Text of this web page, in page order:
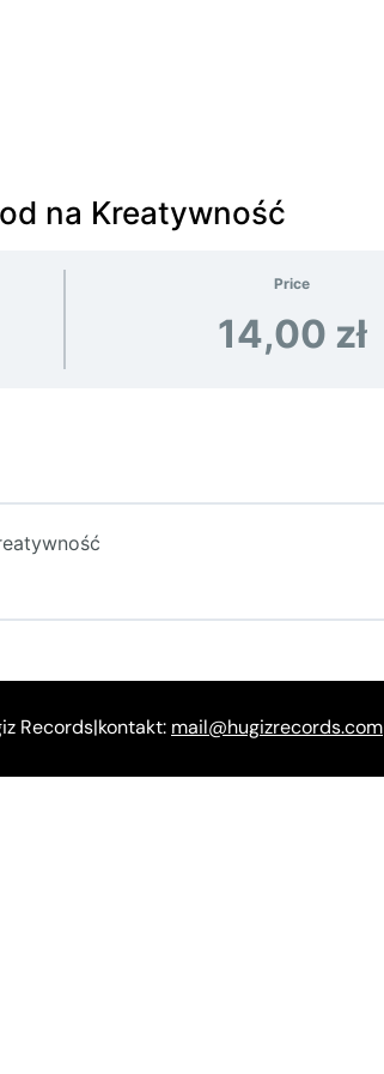
na Kreatywność
Price
14,00 zł
Records|kontakt: mail@hugizrecords.com